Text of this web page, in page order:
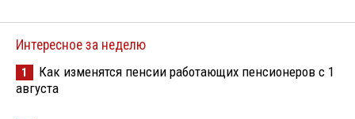
Интересное за неделю
1
Как изменятся пенсии работающих пенсионеров с 1
августа